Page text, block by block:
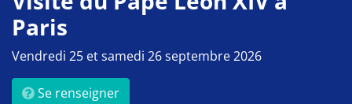
Paris
Vendredi 25 et samedi 26 septembre 2026
Se renseigner